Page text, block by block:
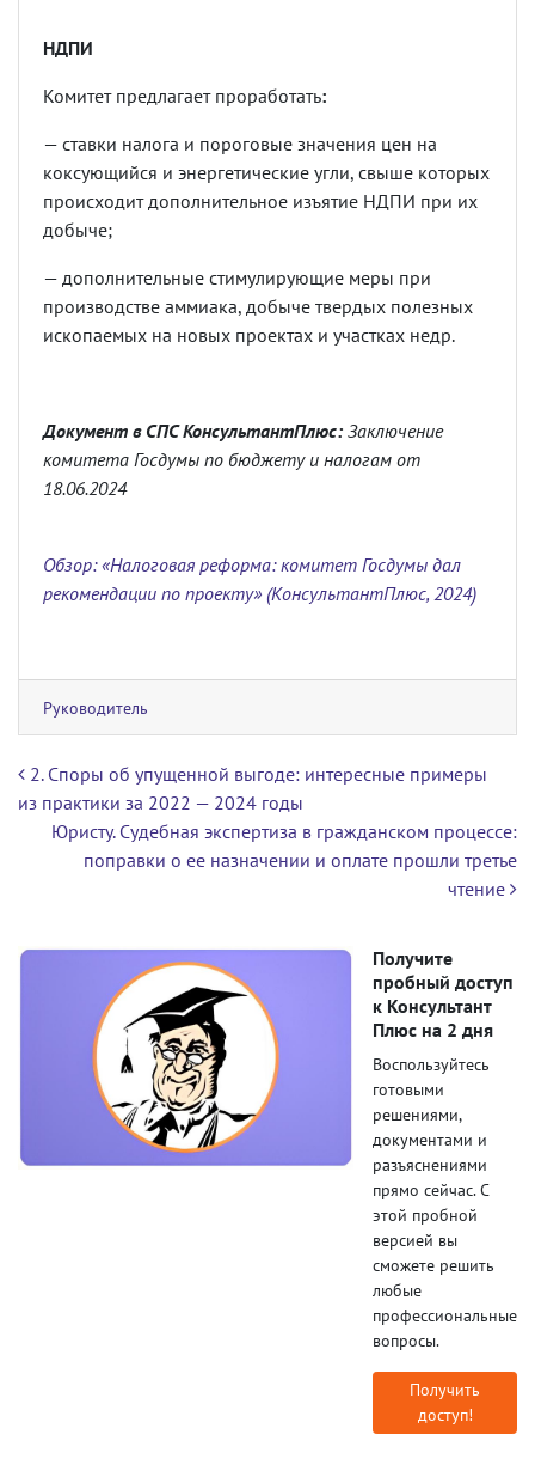
НДПИ
Комитет предлагает проработать:
— ставки налога и пороговые значения цен на
коксующийся и энергетические угли, свыше которых
происходит дополнительное изъятие НДПИ при их
добыче;
— дополнительные стимулирующие меры при
производстве аммиака, добыче твердых полезных
ископаемых на новых проектах и участках недр.
Документ в СПС КонсультантПлюс: Заключение
комитета Госдумы по бюджету и налогам от
18.06.2024
Обзор: «Налоговая реформа: комитет Госдумы дал
рекомендации по проекту» (КонсультантПлюс, 2024)
Руководитель
Навигация по записям
2. Споры об упущенной выгоде: интересные примеры
из практики за 2022 — 2024 годы
Юристу. Судебная экспертиза в гражданском процессе:
поправки о ее назначении и оплате прошли третье
чтение
Получите
пробный доступ
к Консультант
Плюс на 2 дня
Воспользуйтесь
готовыми
решениями,
документами и
разъяснениями
прямо сейчас. С
этой пробной
версией вы
сможете решить
любые
профессиональные
вопросы.
Получить
доступ!